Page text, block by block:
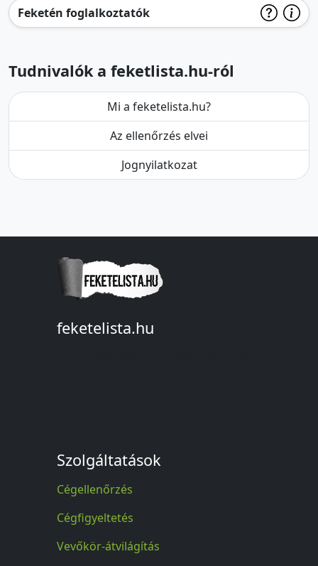
Feketén foglalkoztatók
Tudnivalók a feketlista.hu-ról
Mi a feketelista.hu?
Az ellenőrzés elvei
Jognyilatkozat
feketelista.hu
Szolgáltatások
Cégellenőrzés
Cégfigyeltetés
Vevőkör-átvilágítás